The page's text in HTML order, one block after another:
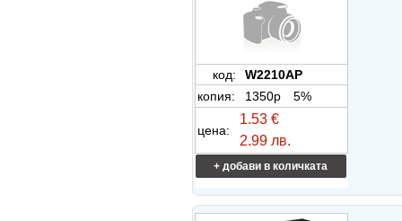
код:
W2210AP
копия:
1350p 5%
цена:
1.53 €
2.99 лв.
+ добави в количката